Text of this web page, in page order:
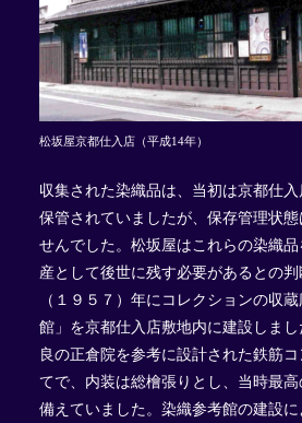
松坂屋京都仕入店（平成14年）
収集された染織品は、当初は京都仕
保管されていましたが、保存管理状
せんでした。松坂屋はこれらの染織
産として後世に残す必要があるとの
（１９５７）年にコレクションの収
館」を京都仕入店敷地内に建設しま
良の正倉院を参考に設計された鉄筋
てで、内装は総檜張りとし、当時最
備えていました。染織参考館の建設